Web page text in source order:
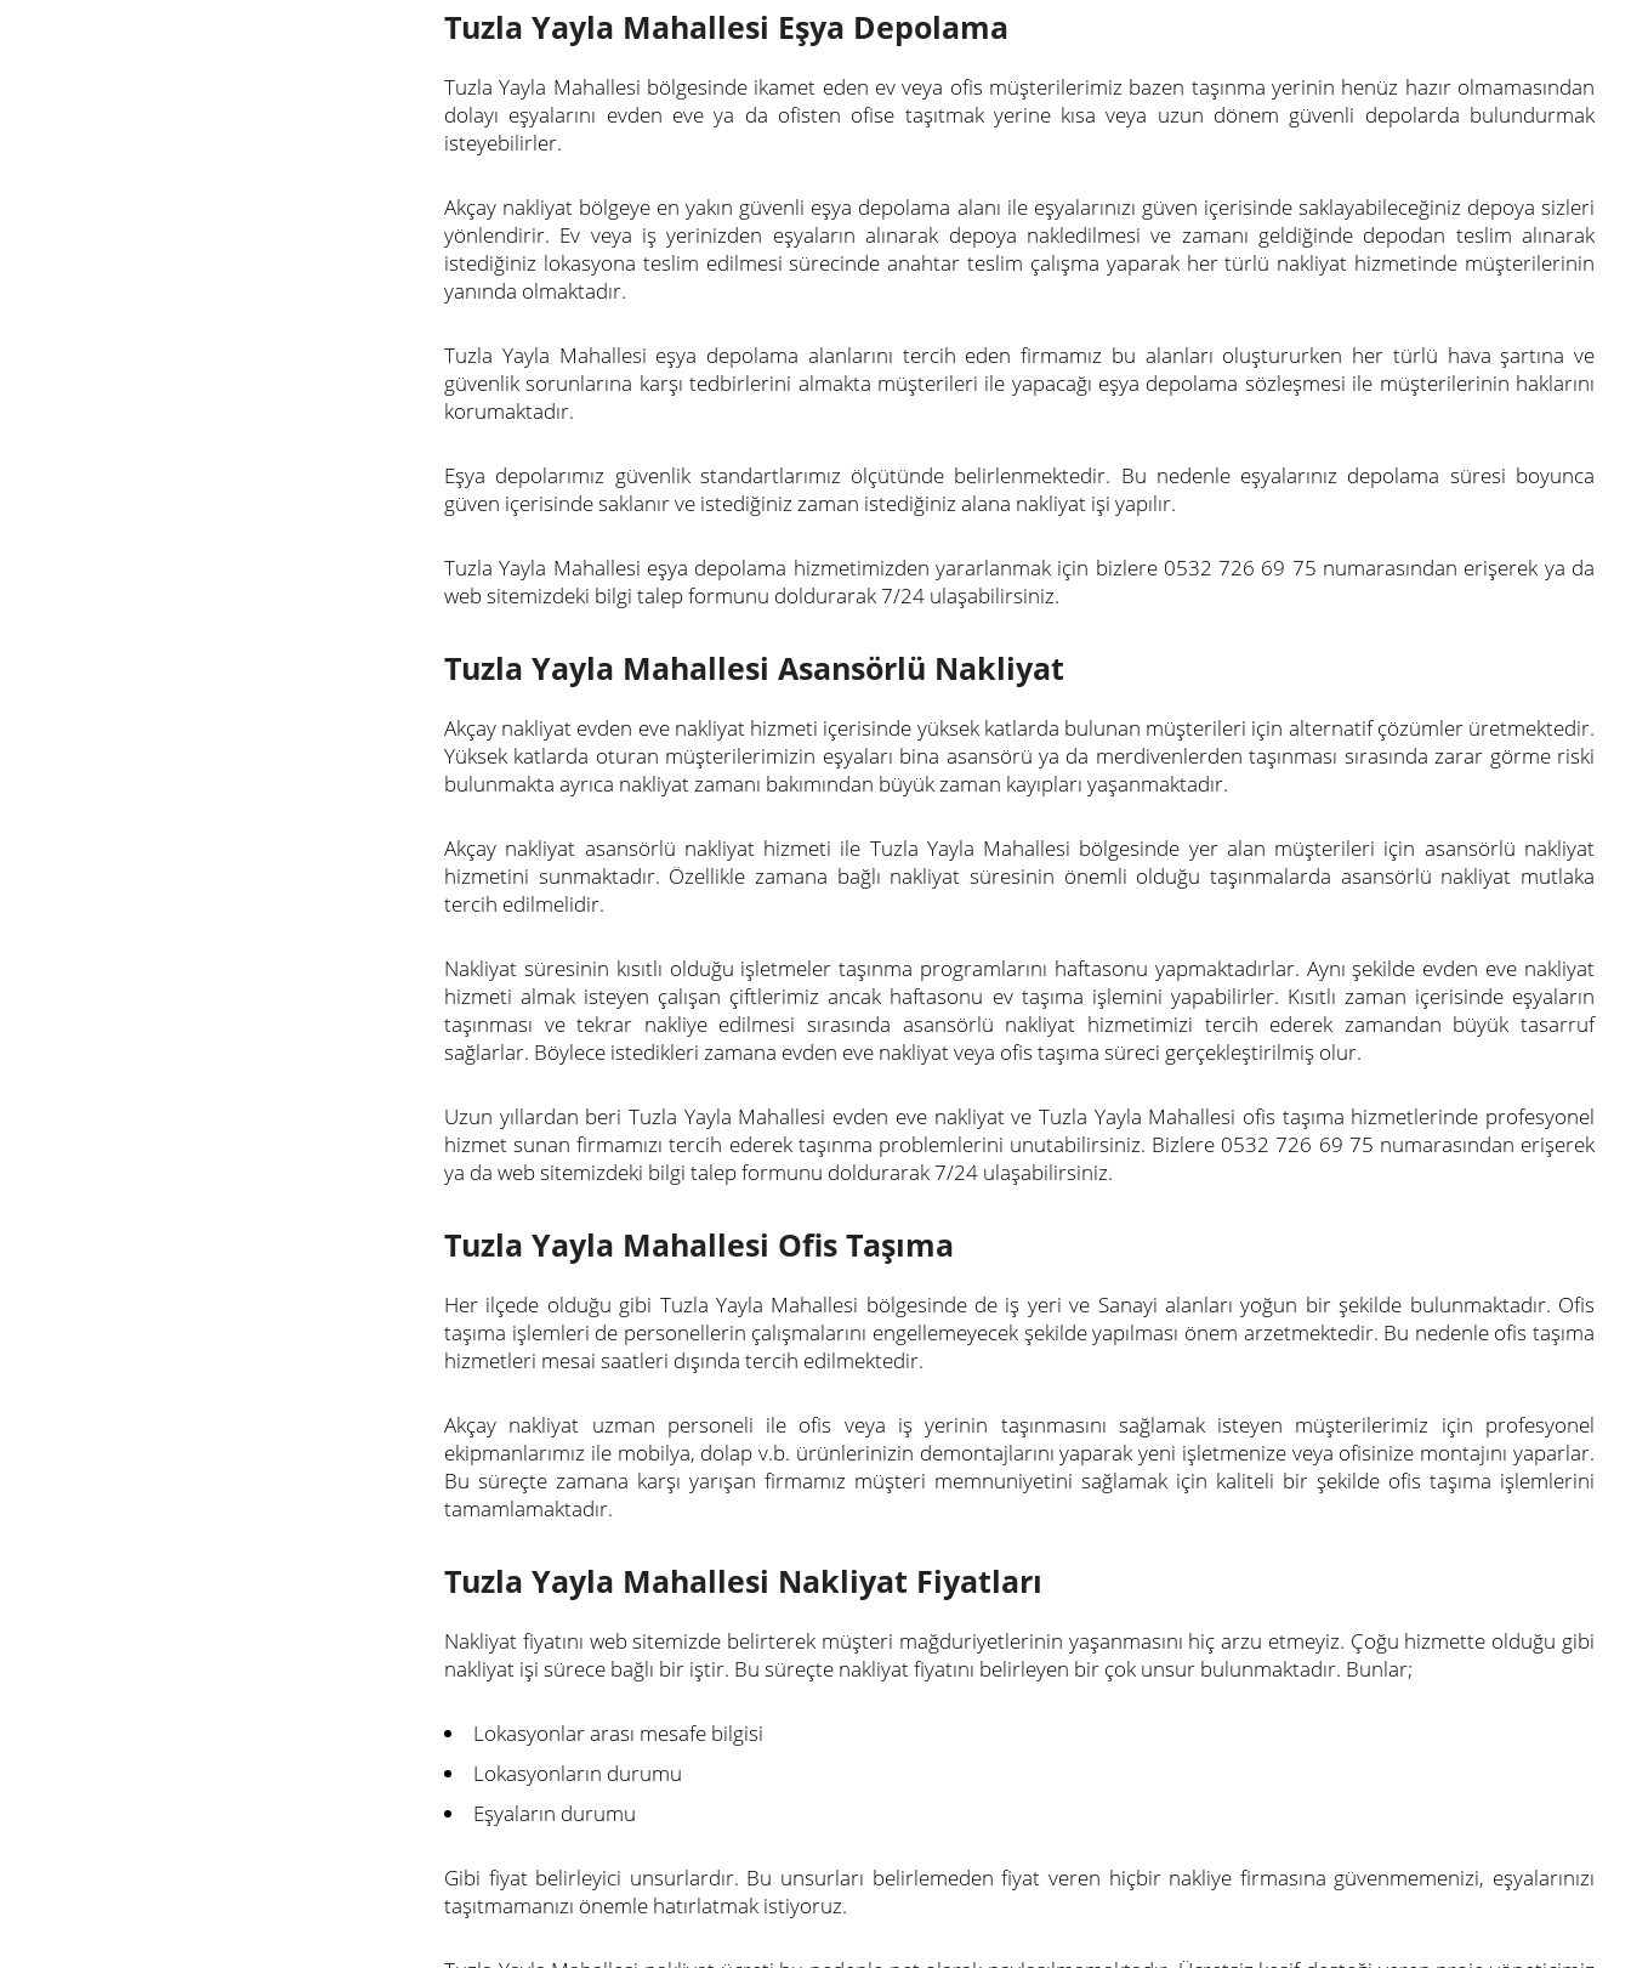
Tuzla Yayla Mahallesi Eşya Depolama
Tuzla Yayla Mahallesi bölgesinde ikamet eden ev veya ofis müşterilerimiz bazen taşınma yerinin henüz hazır olmamasından
dolayı eşyalarını evden eve ya da ofisten ofise taşıtmak yerine kısa veya uzun dönem güvenli depolarda bulundurmak
isteyebilirler.
Akçay nakliyat bölgeye en yakın güvenli eşya depolama alanı ile eşyalarınızı güven içerisinde saklayabileceğiniz depoya sizleri
yönlendirir. Ev veya iş yerinizden eşyaların alınarak depoya nakledilmesi ve zamanı geldiğinde depodan teslim alınarak
istediğiniz lokasyona teslim edilmesi sürecinde anahtar teslim çalışma yaparak her türlü nakliyat hizmetinde müşterilerinin
yanında olmaktadır.
Tuzla Yayla Mahallesi eşya depolama alanlarını tercih eden firmamız bu alanları oluştururken her türlü hava şartına ve
güvenlik sorunlarına karşı tedbirlerini almakta müşterileri ile yapacağı eşya depolama sözleşmesi ile müşterilerinin haklarını
korumaktadır.
Eşya depolarımız güvenlik standartlarımız ölçütünde belirlenmektedir. Bu nedenle eşyalarınız depolama süresi boyunca
güven içerisinde saklanır ve istediğiniz zaman istediğiniz alana nakliyat işi yapılır.
Tuzla Yayla Mahallesi eşya depolama hizmetimizden yararlanmak için bizlere 0532 726 69 75 numarasından erişerek ya da
web sitemizdeki bilgi talep formunu doldurarak 7/24 ulaşabilirsiniz.
Tuzla Yayla Mahallesi Asansörlü Nakliyat
Akçay nakliyat evden eve nakliyat hizmeti içerisinde yüksek katlarda bulunan müşterileri için alternatif çözümler üretmektedir.
Yüksek katlarda oturan müşterilerimizin eşyaları bina asansörü ya da merdivenlerden taşınması sırasında zarar görme riski
bulunmakta ayrıca nakliyat zamanı bakımından büyük zaman kayıpları yaşanmaktadır.
Akçay nakliyat asansörlü nakliyat hizmeti ile Tuzla Yayla Mahallesi bölgesinde yer alan müşterileri için asansörlü nakliyat
hizmetini sunmaktadır. Özellikle zamana bağlı nakliyat süresinin önemli olduğu taşınmalarda asansörlü nakliyat mutlaka
tercih edilmelidir.
Nakliyat süresinin kısıtlı olduğu işletmeler taşınma programlarını haftasonu yapmaktadırlar. Aynı şekilde evden eve nakliyat
hizmeti almak isteyen çalışan çiftlerimiz ancak haftasonu ev taşıma işlemini yapabilirler. Kısıtlı zaman içerisinde eşyaların
taşınması ve tekrar nakliye edilmesi sırasında asansörlü nakliyat hizmetimizi tercih ederek zamandan büyük tasarruf
sağlarlar. Böylece istedikleri zamana evden eve nakliyat veya ofis taşıma süreci gerçekleştirilmiş olur.
Uzun yıllardan beri Tuzla Yayla Mahallesi evden eve nakliyat ve Tuzla Yayla Mahallesi ofis taşıma hizmetlerinde profesyonel
hizmet sunan firmamızı tercih ederek taşınma problemlerini unutabilirsiniz. Bizlere 0532 726 69 75 numarasından erişerek
ya da web sitemizdeki bilgi talep formunu doldurarak 7/24 ulaşabilirsiniz.
Tuzla Yayla Mahallesi Ofis Taşıma
Her ilçede olduğu gibi Tuzla Yayla Mahallesi bölgesinde de iş yeri ve Sanayi alanları yoğun bir şekilde bulunmaktadır. Ofis
taşıma işlemleri de personellerin çalışmalarını engellemeyecek şekilde yapılması önem arzetmektedir. Bu nedenle ofis taşıma
hizmetleri mesai saatleri dışında tercih edilmektedir.
Akçay nakliyat uzman personeli ile ofis veya iş yerinin taşınmasını sağlamak isteyen müşterilerimiz için profesyonel
ekipmanlarımız ile mobilya, dolap v.b. ürünlerinizin demontajlarını yaparak yeni işletmenize veya ofisinize montajını yaparlar.
Bu süreçte zamana karşı yarışan firmamız müşteri memnuniyetini sağlamak için kaliteli bir şekilde ofis taşıma işlemlerini
tamamlamaktadır.
Tuzla Yayla Mahallesi Nakliyat Fiyatları
Nakliyat fiyatını web sitemizde belirterek müşteri mağduriyetlerinin yaşanmasını hiç arzu etmeyiz. Çoğu hizmette olduğu gibi
nakliyat işi sürece bağlı bir iştir. Bu süreçte nakliyat fiyatını belirleyen bir çok unsur bulunmaktadır. Bunlar;
Lokasyonlar arası mesafe bilgisi
Lokasyonların durumu
Eşyaların durumu
Gibi fiyat belirleyici unsurlardır. Bu unsurları belirlemeden fiyat veren hiçbir nakliye firmasına güvenmemenizi, eşyalarınızı
taşıtmamanızı önemle hatırlatmak istiyoruz.